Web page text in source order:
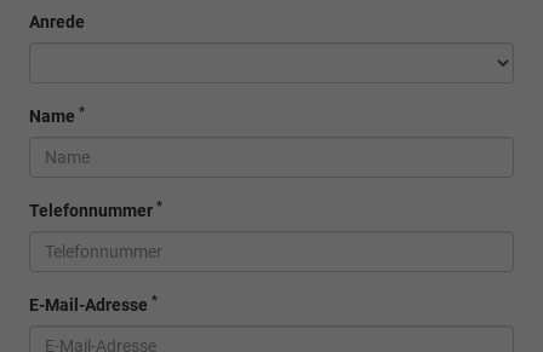
Anrede
Name *
Telefonnummer *
E-Mail-Adresse *